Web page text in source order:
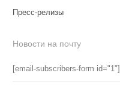
Пресс-релизы
Новости на почту
[email-subscribers-form id="1"]